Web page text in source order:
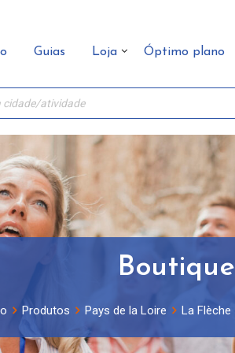
Guias Loja Óptimo plano
Boutique
Produtos Pays de la Loire La Flèche